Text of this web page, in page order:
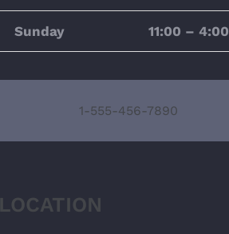
Sunday 11:00 – 4:00
1-555-456-7890
LOCATION